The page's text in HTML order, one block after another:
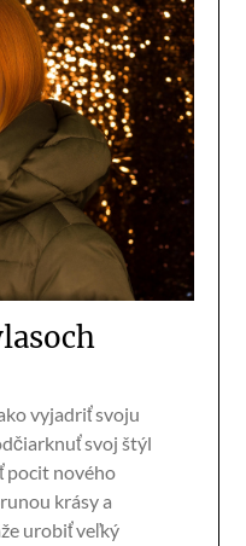
vyjadriť svoju
svoj štýl
pocit nového
krásy a
urobiť veľký